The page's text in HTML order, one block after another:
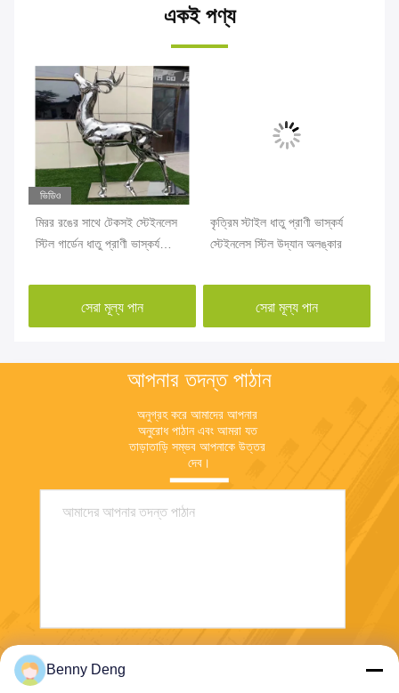
একই পণ্য
ভিডিও
মিরর রঙের সাথে টেকসই স্টেইনলেস
স্টিল গার্ডেন ধাতু প্রাণী ভাস্কর্য
সেরা মূল্য পান
কৃত্রিম স্টাইল ধাতু প্রাণী ভাস্কর্য
স্টেইনলেস স্টিল উদ্যান অলঙ্কার
সেরা মূল্য পান
আপনার তদন্ত পাঠান
অনুগ্রহ করে আমাদের আপনার
অনুরোধ পাঠান এবং আমরা যত
তাড়াতাড়ি সম্ভব আপনাকে উত্তর
দেব।
Benny Deng